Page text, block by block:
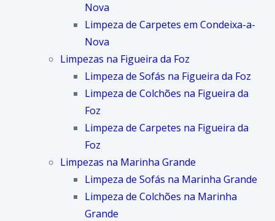
Nova
Limpeza de Carpetes em Condeixa-a-
Nova
Limpezas na Figueira da Foz
Limpeza de Sofás na Figueira da Foz
Limpeza de Colchões na Figueira da
Foz
Limpeza de Carpetes na Figueira da
Foz
Limpezas na Marinha Grande
Limpeza de Sofás na Marinha Grande
Limpeza de Colchões na Marinha
Grande